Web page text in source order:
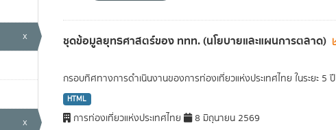
x
x
ชุดข้อมูลยุทธศาสตร์ของ ททท. (นโยบายและแผนการตลาด)
กรอบทิศทางการดำเนินงานของการท่องเที่ยวแห่งประเทศไทย ในระยะ 5 ปี
HTML
การท่องเที่ยวแห่งประเทศไทย 8 มิถุนายน 2569